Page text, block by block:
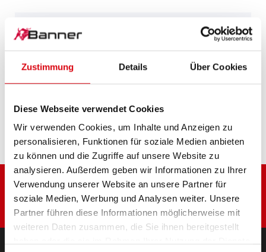
Zustimmung Details Über Cookies
Diese Webseite verwendet Cookies
Wir verwenden Cookies, um Inhalte und Anzeigen zu
personalisieren, Funktionen für soziale Medien anbieten
zu können und die Zugriffe auf unsere Website zu
analysieren. Außerdem geben wir Informationen zu Ihrer
Verwendung unserer Website an unsere Partner für
soziale Medien, Werbung und Analysen weiter. Unsere
Partner führen diese Informationen möglicherweise mit
weiteren Daten zusammen, die Sie ihnen bereitgestellt
Tractor Minitractor
Tractor S 500-0, 2500-0, 1640, SE 160
V 475 F, V 490 F